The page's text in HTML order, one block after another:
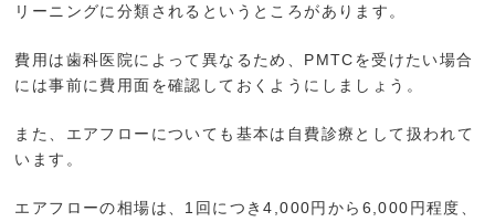
リーニングに分類されるというところがあります。
費用は歯科医院によって異なるため、PMTCを受けたい場合
には事前に費用面を確認しておくようにしましょう。
また、エアフローについても基本は自費診療として扱われて
います。
エアフローの相場は、1回につき4,000円から6,000円程度、